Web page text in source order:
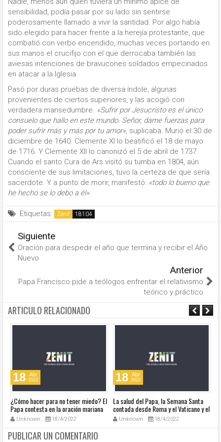
sensibilidad, podía pasar por su lado sin sentirse
poderosamente llamado a vivir la santidad. Por algo había
sido elegido para hacer frente a la herejía protestante, que
combatió con verbo encendido, muchas veces portando en
sus manos el crucifijo con el que derrocaba también las
aviesas intenciones de bravucones soldados empecinados
en atacar a la Iglesia.
Pasó por duras pruebas de diversa índole, algunas
provenientes de ciertos superiores, y las acogió con
verdadera mansedumbre. «Sufrir por Jesucristo es el único
consuelo que hallo en este mundo. Señor, dame fuerzas para
poder sufrir más y más por tu amor», suplicaba. Murió el 30 de
diciembre de 1640. Clemente XI lo beatificó el 18 de mayo
de 1716. Y Clemente XII lo canonizó el 5 de abril de 1737.
Cuando el santo Cura de Ars visitó su tumba en 1804, aún
consciente de sus limitaciones, tuvo la certeza de que sería
sacerdote. Y a punto de morir, manifestó: «todo lo bueno que
he hecho se lo debo a él».
Etiquetas: Zenit
Siguiente
Oración para despedir el año que termina y recibir el Año
Nuevo
Anterior
Papa Francisco pide a teólogos enfrentar el relativismo
teórico y práctico
ARTICULO RELACIONADO
18 Abr
2022
¿Cómo hacer para no tener miedo? El
Papa contesta en la oración mariana
de este lunes en la Plaza de San
Pedro
Unknown 18/4/2022
18 Abr
2022
La salud del Papa, la Semana Santa
contada desde Roma y el Vaticano y el
resumen de noticias en audio
Unknown 18/4/2022
PUBLICAR UN COMENTARIO